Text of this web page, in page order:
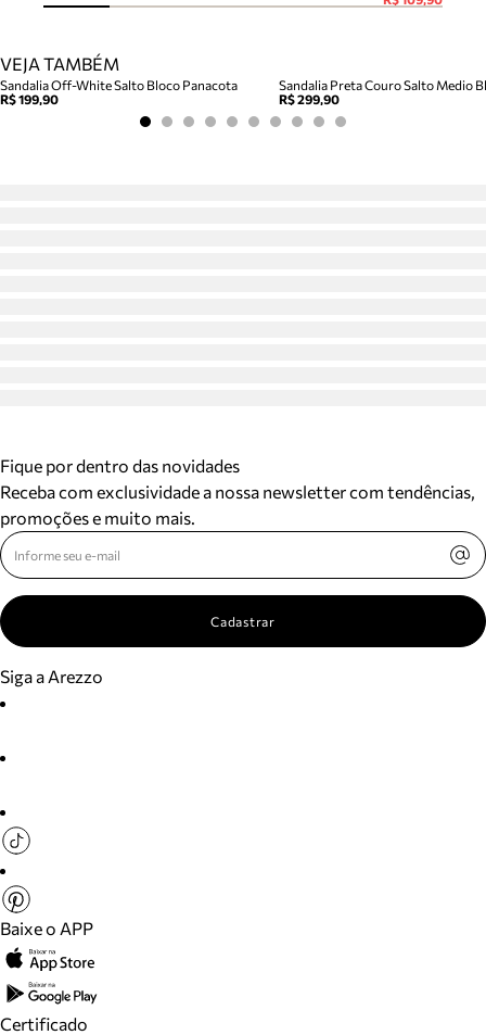
VEJA TAMBÉM
Sandalia Off-White Salto Bloco Panacota
R$ 199,90
Sandalia Preta Couro Salto Medio
R$ 299,90
Fique por dentro das novidades
Receba com exclusividade a nossa newsletter com tendências,
promoções e muito mais.
Cadastrar
Siga a Arezzo
Baixe o APP
Certificado